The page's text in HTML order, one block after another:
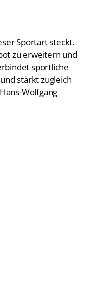
zu erweitern und
sportliche
stärkt zugleich
Wolfgang